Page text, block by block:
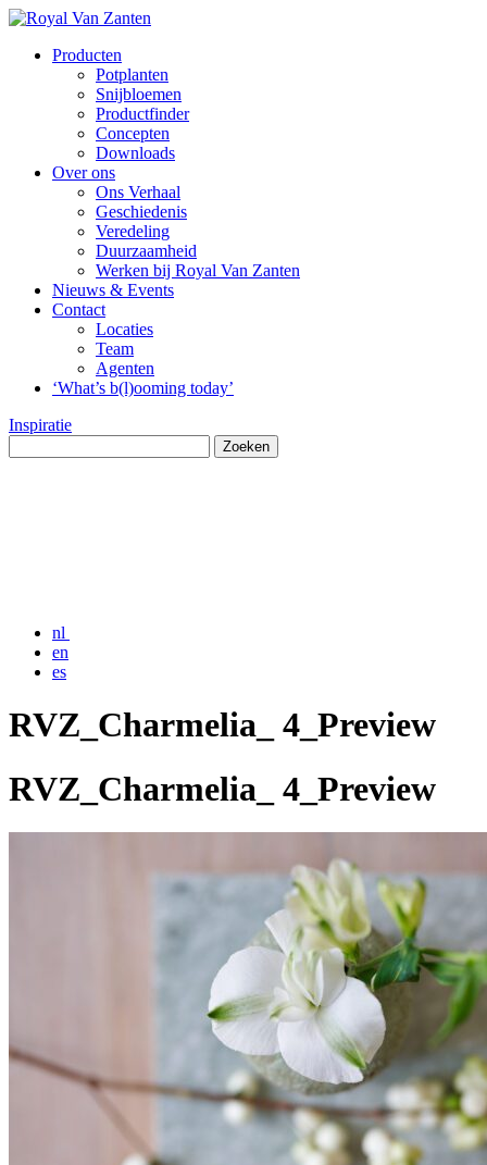
Producten
Potplanten
Snijbloemen
Productfinder
Concepten
Downloads
Over ons
Ons Verhaal
Geschiedenis
Veredeling
Duurzaamheid
Werken bij Royal Van Zanten
Nieuws & Events
Contact
Locaties
Team
Agenten
‘What’s b(l)ooming today’
Inspiratie
nl
en
es
RVZ_Charmelia_ 4_Preview
RVZ_Charmelia_ 4_Preview